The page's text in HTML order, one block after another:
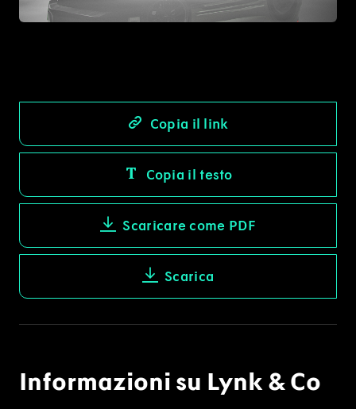
JPG
Copia il link
Copia il testo
Scaricare come PDF
Scarica
Informazioni su Lynk & Co